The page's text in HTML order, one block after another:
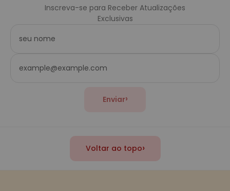
Inscreva-se para Receber Atualizações
Exclusivas
Enviar›
Voltar ao topo›